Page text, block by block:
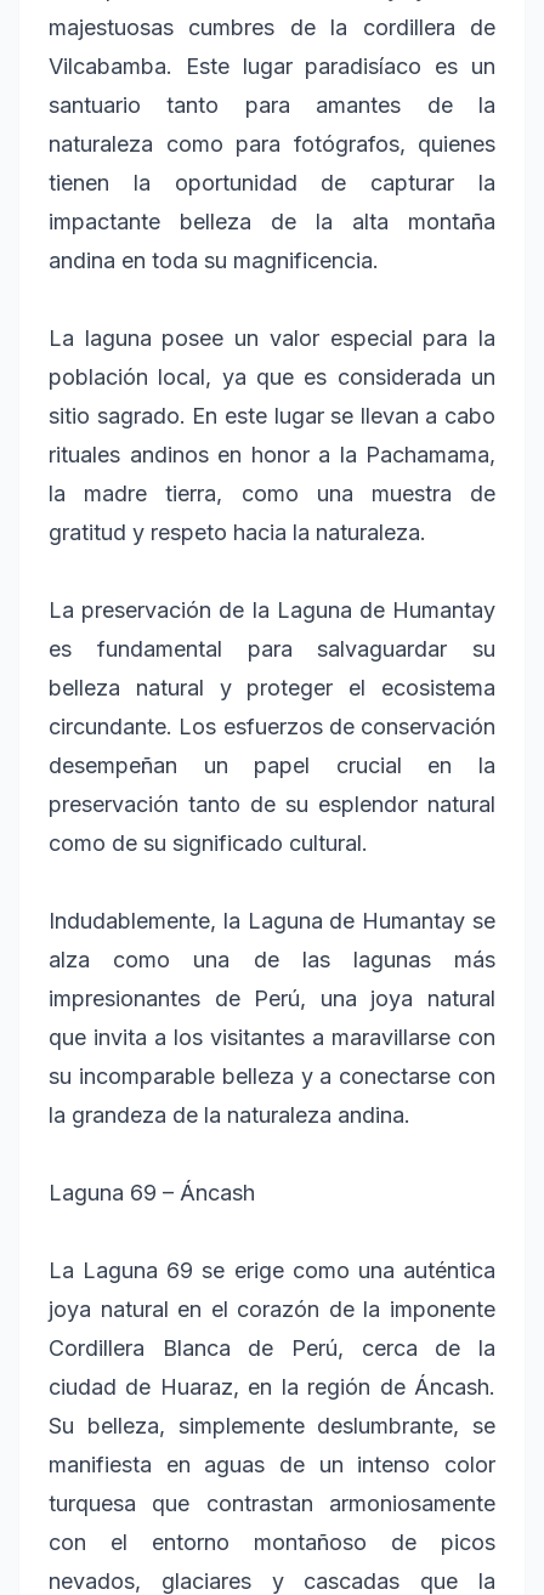
majestuosas cumbres de la cordillera de
Vilcabamba. Este lugar paradisíaco es un
santuario tanto para amantes de la
naturaleza como para fotógrafos, quienes
tienen la oportunidad de capturar la
impactante belleza de la alta montaña
andina en toda su magnificencia.
La laguna posee un valor especial para la
población local, ya que es considerada un
sitio sagrado. En este lugar se llevan a cabo
rituales andinos en honor a la Pachamama,
la madre tierra, como una muestra de
gratitud y respeto hacia la naturaleza.
La preservación de la Laguna de Humantay
es fundamental para salvaguardar su
belleza natural y proteger el ecosistema
circundante. Los esfuerzos de conservación
desempeñan un papel crucial en la
preservación tanto de su esplendor natural
como de su significado cultural.
Indudablemente, la Laguna de Humantay se
alza como una de las lagunas más
impresionantes de Perú, una joya natural
que invita a los visitantes a maravillarse con
su incomparable belleza y a conectarse con
la grandeza de la naturaleza andina.
Laguna 69 – Áncash
La Laguna 69 se erige como una auténtica
joya natural en el corazón de la imponente
Cordillera Blanca de Perú, cerca de la
ciudad de Huaraz, en la región de Áncash.
Su belleza, simplemente deslumbrante, se
manifiesta en aguas de un intenso color
turquesa que contrastan armoniosamente
con el entorno montañoso de picos
nevados, glaciares y cascadas que la